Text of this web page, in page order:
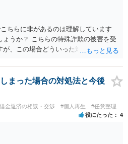
ちらに非があるのは理解しています
うか？ こちらの特殊詐欺の被害を受
が、この場合どういった対処が必要で
、特殊詐欺関係なく旦那さんの行為
。 ＞100万を支払わず穏便に和解する
的には難しいです。相談者さんも１０
えて欲しい、と思われるのではない
ってもらうことで支払額が下がること
す、ただ、弁護士費用かけるならその
で、 兼ね合いは考えてみましょう。
まった場合の対処法と今後
金返済の相談・交渉 #個人再生 #任意整理
役にたった 4